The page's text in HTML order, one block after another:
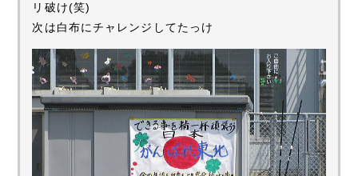
リ破け(笑)
次は白布にチャレンジしてたっけ